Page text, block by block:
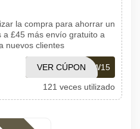
la compra para ahorrar un
a £45 más envío gratuito a
nuevos clientes
AFFNEW15
VER CÚPON
121 veces utilizado